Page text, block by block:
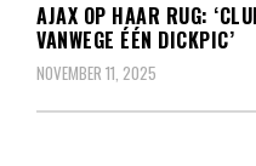
AJAX OP HAAR RUG:
VANWEGE ÉÉN DICKPIC’
NOVEMBER 11, 2025